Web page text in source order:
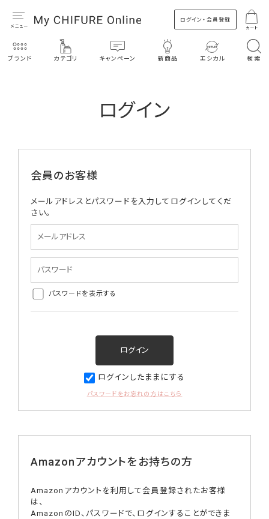
ログイン・会員登録
カート
ブランド カテゴリ キャンペーン 新商品 エシカル 検索
ログイン
会員のお客様
メールアドレスとパスワードを入力してログインしてくだ
さい。
パスワードを表示する
ログインしたままにする
パスワードをお忘れの方はこちら
Amazonアカウントをお持ちの方
Amazonアカウントを利用して会員登録されたお客様
は、
AmazonのID、パスワードで、ログインすることができま